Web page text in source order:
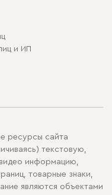
и ИП
ресурсы сайта
текстовую,
информацию,
товарные знаки,
являются объектами